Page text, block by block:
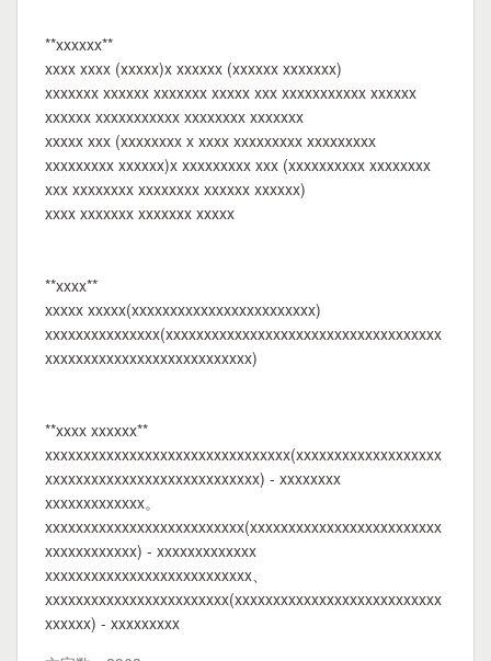
**xxxxxx**
xxxx xxxx (xxxxx)x xxxxxx (xxxxxx xxxxxxx)
xxxxxxx xxxxxx xxxxxxx xxxxx xxx xxxxxxxxxxx xxxxxx
xxxxxx xxxxxxxxxxx xxxxxxxx xxxxxxx
xxxxx xxx (xxxxxxxx x xxxx xxxxxxxxx xxxxxxxxx
xxxxxxxxx xxxxxx)x xxxxxxxxx xxx (xxxxxxxxxx xxxxxxxx
xxx xxxxxxxx xxxxxxxx xxxxxx xxxxxx)
xxxx xxxxxxx xxxxxxx xxxxx
**xxxx**
xxxxx xxxxx(xxxxxxxxxxxxxxxxxxxxxxxx)
xxxxxxxxxxxxxxx(xxxxxxxxxxxxxxxxxxxxxxxxxxxxxxxxxxxx
xxxxxxxxxxxxxxxxxxxxxxxxxxx)
**xxxx xxxxxx**
xxxxxxxxxxxxxxxxxxxxxxxxxxxxxxxx(xxxxxxxxxxxxxxxxxxx
xxxxxxxxxxxxxxxxxxxxxxxxxxxx) - xxxxxxxx
xxxxxxxxxxxxx。
xxxxxxxxxxxxxxxxxxxxxxxxxx(xxxxxxxxxxxxxxxxxxxxxxxxx
xxxxxxxxxxxx) - xxxxxxxxxxxxx
xxxxxxxxxxxxxxxxxxxxxxxxxxx、
xxxxxxxxxxxxxxxxxxxxxxxx(xxxxxxxxxxxxxxxxxxxxxxxxxxx
xxxxxx) - xxxxxxxxx